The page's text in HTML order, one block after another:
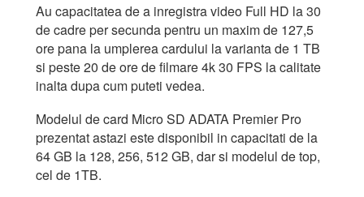
Au capacitatea de a inregistra video Full HD la 30
de cadre per secunda pentru un maxim de 127,5
ore pana la umplerea cardului la varianta de 1 TB
si peste 20 de ore de filmare 4k 30 FPS la calitate
inalta dupa cum puteti vedea.
Modelul de card Micro SD ADATA Premier Pro
prezentat astazi este disponibil in capacitati de la
64 GB la 128, 256, 512 GB, dar si modelul de top,
cel de 1TB.